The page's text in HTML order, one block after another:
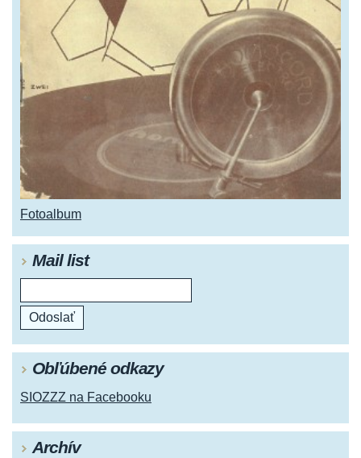
Fotoalbum
Mail list
Obľúbené odkazy
SIOZZZ na Facebooku
Archív